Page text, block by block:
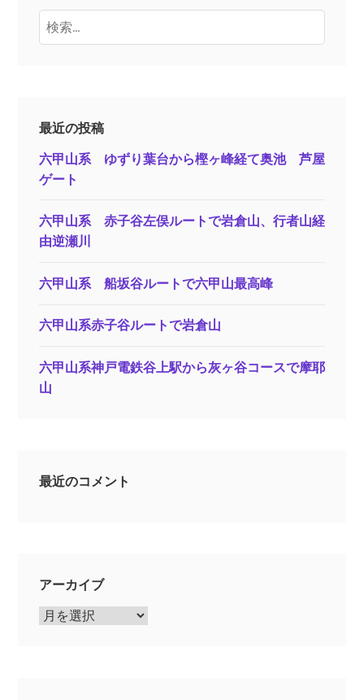
検
索:
最近の投稿
六甲山系 ゆずり葉台から樫ヶ峰経て奥池 芦屋
ゲート
六甲山系 赤子谷左俣ルートで岩倉山、行者山経
由逆瀬川
六甲山系 船坂谷ルートで六甲山最高峰
六甲山系赤子谷ルートで岩倉山
六甲山系神戸電鉄谷上駅から灰ヶ谷コースで摩耶
山
最近のコメント
アーカイブ
ア